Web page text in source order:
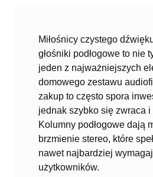
Miłośnicy czystego
głośniki podłogowe to nie
jeden z najważniejszych
domowego zestawu
zakup to często spora
jednak szybko się zwraca i
Kolumny podłogowe dają
brzmienie stereo, które
nawet najbardziej
użytkowników.